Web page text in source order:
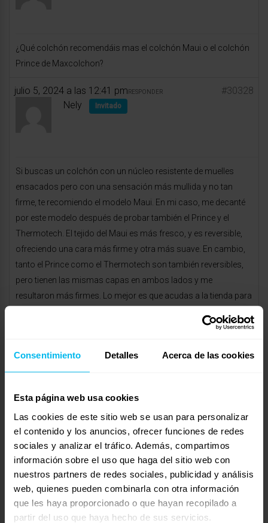
Consentimiento Detalles Acerca de las cookies
Esta página web usa cookies
Las cookies de este sitio web se usan para personalizar
el contenido y los anuncios, ofrecer funciones de redes
sociales y analizar el tráfico. Además, compartimos
información sobre el uso que haga del sitio web con
nuestros partners de redes sociales, publicidad y análisis
web, quienes pueden combinarla con otra información
que les haya proporcionado o que hayan recopilado a
partir del uso que haya hecho de sus servicios.
¿Qué colchón recomendáis mas el colchón Maui o el colchón
Prince de Maxcolchon?
julio 5, 2024 a las 12:41 pm #30328
RESPONDER
Nely Invitado
Si buscas un colchón con un núcleo resistente de muelles
ensacados pero con una sensación más mullida y no tan
firme, te recomiendo el modelo Maui. En mi caso, me decanté
por este modelo después de probar también el Prince y el
Thermotech. El tejido del Maui es más fresco, y es reversible,
ofreciendo una cara más firme y otra más suave. En cambio,
tanto el Prince como el Thermotech son también reversibles,
pero tienen las mismas capas en ambos lados y me
resultaron más firmes. Lo mejor es que acudas a la tienda para
julio 16, 2024 a las 8:13 am #30386
RESPONDER
Mi recomendación es que, si eres caluroso y buscas firmeza
sin que sea demasiado duro, el modelo PRINCE es una
excelente opción. Compré el modelo MAUI para mi hija y,
aunque es reversible con dos caras, ambos lados me
parecieron más mullidos. Para dos personas, con un peso de
85 kg y 57 kg, respectivamente, estamos muy contentos con el